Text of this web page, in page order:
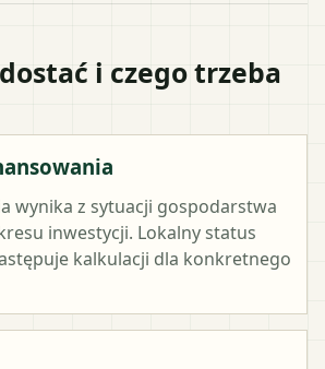
i czego trzeba
wynika z sytuacji gospodarstwa
inwestycji. Lokalny status
kalkulacji dla konkretnego